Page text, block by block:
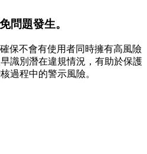
問題發生。
保不會有使用者同時擁有高風險
識別潛在違規情況，有助於保護
過程中的警示風險。